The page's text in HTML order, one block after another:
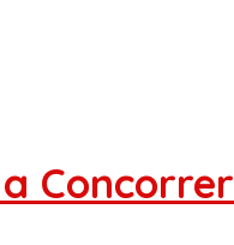
Concorrer